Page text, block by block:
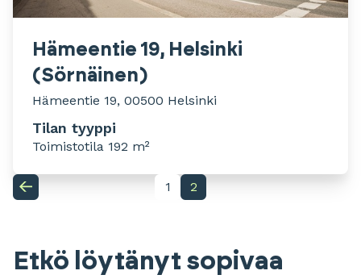
Hämeentie 19, Helsinki
(Sörnäinen)
Hämeentie 19, 00500 Helsinki
Tilan tyyppi
Toimistotila 192 m²
1 2
Etkö löytänyt sopivaa